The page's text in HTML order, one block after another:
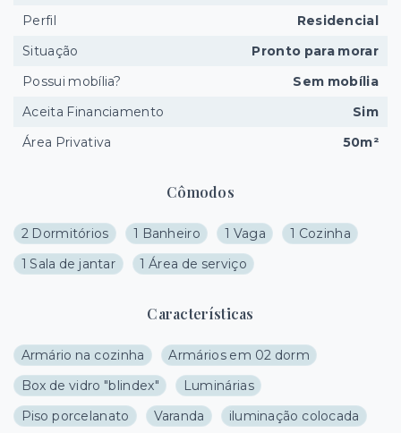
Cômodos
2 Dormitórios 1 Banheiro 1 Vaga
1 Cozinha
1 Sala de jantar
1 Área de serviço
Características
Armário na cozinha
Armários em 02 dorm
Box de vidro "blindex"
Luminárias
Piso porcelanato
Varanda iluminação colocada
Perfil
Residencial
Situação
Pronto para morar
Possui mobília?
Sem mobília
Aceita Financiamento
Sim
Área Privativa
50m²